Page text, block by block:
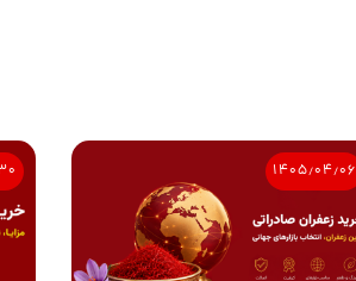
۱۴۰۵٫۰۴٫۰۶